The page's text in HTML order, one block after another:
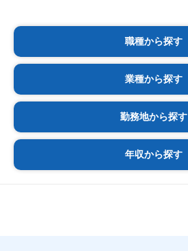
職種から探す
業種から探す
勤務地から探す
年収から探す